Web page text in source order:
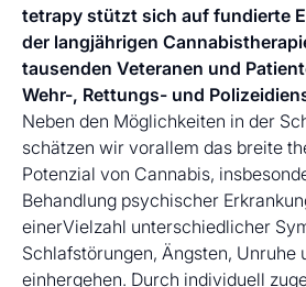
tetrapy stützt sich auf fundierte
der langjährigen
tausenden Veteranen und
Wehr-, Rettungs- und
Neben den Möglichkeiten in der
schätzen wir vorallem das breite
Potenzial von Cannabis,
Behandlung psychischer
einerVielzahl unterschiedlicher
Schlafstörungen, Ängsten, Unruhe
einhergehen. Durch individuell